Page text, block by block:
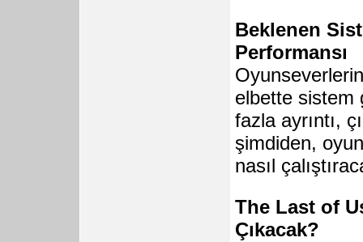
Beklenen
Performansı
elbette sistem
fazla ayrıntı,
şimdiden,
nasıl
The Last of
Çıkacak?